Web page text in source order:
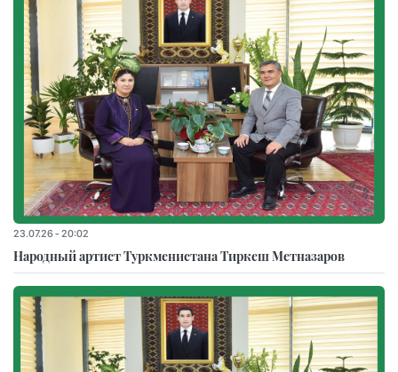
23.07.26 - 20:02
Народный артист Туркменистана Тиркеш Мeтназаров